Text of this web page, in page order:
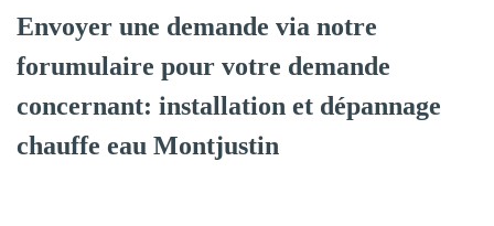
Envoyer une demande via notre
forumulaire pour votre demande
concernant: installation et dépannage
chauffe eau Montjustin